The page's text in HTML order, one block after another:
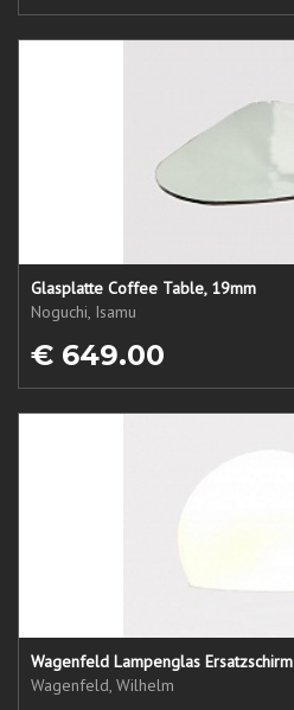
Glasplatte Coffee Table, 19mm
Noguchi, Isamu
€ 649.00
Wagenfeld Lampenglas Ersatzschirm
Wagenfeld, Wilhelm